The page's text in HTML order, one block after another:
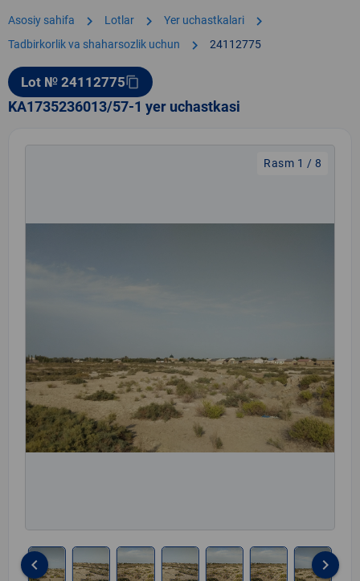
Asosiy sahifa chevron_right Lotlar chevron_right Yer uchastkalari chevron_right
Tadbirkorlik va shaharsozlik uchun chevron_right 24112775
Lot № 24112775content_copy
KA1735236013/57-1 yer uchastkasi
Rasm 1 / 8
keyboard_arrow_left keyboard_arrow_right